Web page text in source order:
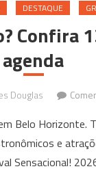
DESTAQUE
Confira
agenda
Douglas
Belo
e
Sensacional!